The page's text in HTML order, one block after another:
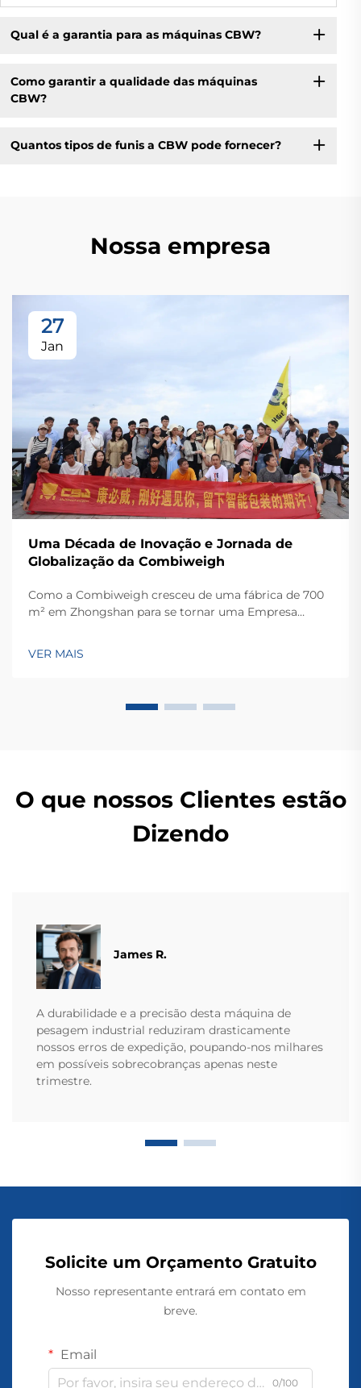
Qual é a garantia para as máquinas CBW?
Como garantir a qualidade das máquinas
CBW?
Quantos tipos de funis a CBW pode fornecer?
Nossa empresa
27
Jan
Uma Década de Inovação e Jornada de
Globalização da Combiweigh
Como a Combiweigh cresceu de uma fábrica de 700
m² em Zhongshan para se tornar uma Empresa
pesagem — solicite ainda hoje uma consulta global
VER MAIS
O que nossos Clientes estão
Dizendo
James R.
A durabilidade e a precisão desta máquina de
pesagem industrial reduziram drasticamente
nossos erros de expedição, poupando-nos milhares
em possíveis sobrecobranças apenas neste
trimestre.
Solicite um Orçamento Gratuito
Nosso representante entrará em contato em
breve.
Email
0/100